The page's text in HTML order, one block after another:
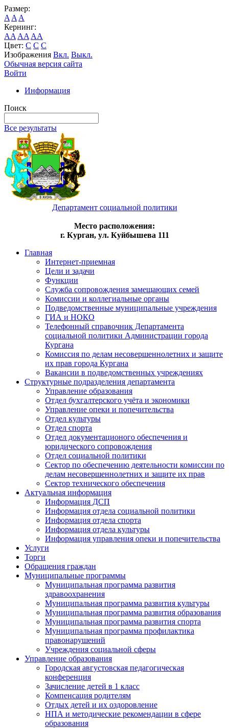
Размер:
A A A
Кернинг:
AA AA AA
Цвет: C C C
Изображения Вкл. Выкл.
Обычная версия сайта
Войти
Информация
Поиск
Все результаты
Департамент социальной политики
Место расположения:
г. Курган, ул. Куйбышева 111
Главная
Интернет-приемная
Цели и задачи
Функции
Служба сопровождения замещающих семей
Комиссии и коллегиальные органы
Подведомственные муниципальные учреждения
ГИА и НОКО
Телефонный справочник Департамента
социальной политики Администрации города
Кургана
Комиссия по делам несовершеннолетних и защите
их прав города Кургана
Вакансии в подведомственных учреждениях
Структурные подразделения департамента
Управление образования
Отдел бухгалтерского учёта и экономики
Управление опеки и попечительства
Отдел культуры
Отдел спорта
Отдел документационого обеспечения и
юридического сопровождения
Отдел социальной политики
Сектор по обеспечению деятельности комиссии по
делам несовершеннолетних и защите их прав
Сектор технического обеспечения
Актуальная информация
Информация ДСП
Информация отдела социальной политики
Информация отдела спорта
Информация отдела культуры
Информация управления опеки и попечительства
Услуги
Торги
Обращения граждан
Муниципальные программы
Муниципальная программа развития
здравоохранения
Муниципальная программа развития культуры
Муниципальная программа развития образования
Муниципальная программа развития спорта
Муниципальная программа профилактика
правонарушений
Учреждения социальной сферы
Управление образования
Городская августовская педагогическая
конференция
Зачисление детей в 1 класс
Компенсация родителям
Отдых детей и их оздоровление
НПА и методические рекомендации в сфере
образования